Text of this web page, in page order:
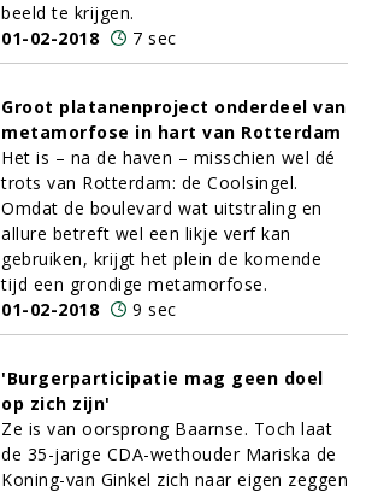
beeld te krijgen.
01-02-2018
7 sec
Groot platanenproject onderdeel van
metamorfose in hart van Rotterdam
Het is – na de haven – misschien wel dé
trots van Rotterdam: de Coolsingel.
Omdat de boulevard wat uitstraling en
allure betreft wel een likje verf kan
gebruiken, krijgt het plein de komende
tijd een grondige metamorfose.
01-02-2018
9 sec
'Burgerparticipatie mag geen doel
op zich zijn'
Ze is van oorsprong Baarnse. Toch laat
de 35-jarige CDA-wethouder Mariska de
Koning-van Ginkel zich naar eigen zeggen